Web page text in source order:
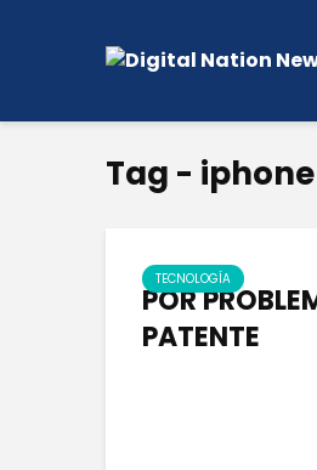
Tag - iphone
TECNOLOGÍA
POR
PATENTE